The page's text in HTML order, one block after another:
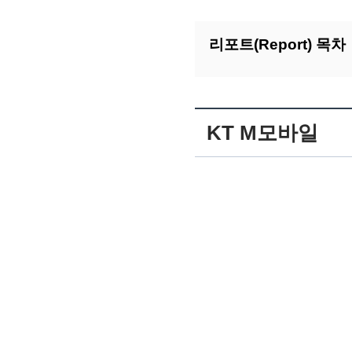
리포트(Report) 목차
KT M모바일